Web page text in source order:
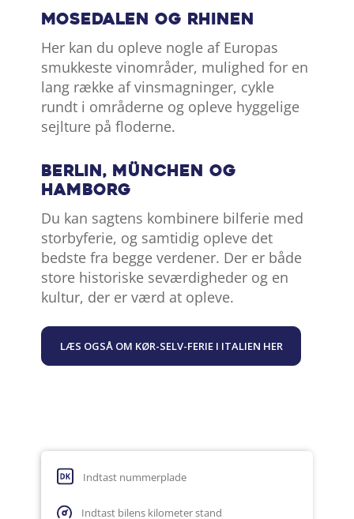
Mosedalen og Rhinen
Her kan du opleve nogle af Europas
smukkeste vinområder, mulighed for en
lang række af vinsmagninger, cykle
rundt i områderne og opleve hyggelige
sejlture på floderne.
Berlin, München og
Hamborg
Du kan sagtens kombinere bilferie med
storbyferie, og samtidig opleve det
bedste fra begge verdener. Der er både
store historiske seværdigheder og en
kultur, der er værd at opleve.
LÆS OGSÅ OM KØR-SELV-FERIE I ITALIEN HER